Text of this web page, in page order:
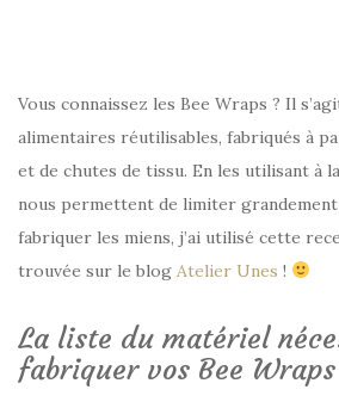
Vous connaissez les Bee Wraps ? Il
alimentaires réutilisables, fabriqués à
et de chutes de tissu. En les utilisant à
nous permettent de limiter
fabriquer les miens, j’ai utilisé cette
trouvée sur le blog Atelier Unes !
La liste du matériel
fabriquer vos Bee Wraps